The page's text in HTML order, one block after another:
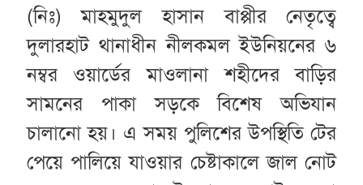
(নিঃ) মাহমুদুল হাসান বাপ্পীর নেতৃত্বে
দুলারহাট থানাধীন নীলকমল ইউনিয়নের ৬
নম্বর ওয়ার্ডের মাওলানা শহীদের বাড়ির
সামনের পাকা সড়কে বিশেষ অভিযান
চালানো হয়। এ সময় পুলিশের উপস্থিতি টের
পেয়ে পালিয়ে যাওয়ার চেষ্টাকালে জাল নোট